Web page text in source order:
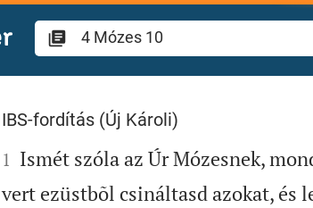
4 Mózes 10
IBS-fordítás (Új Károli)

1 Ismét szóla az Úr Mózesnek,
vert ezüstbõl csináltasd azokat, és